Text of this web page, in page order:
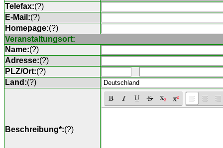
Telefax:(?)
E-Mail:(?)
Homepage:(?)
Veranstaltungsort:
Name:(?)
Adresse:(?)
PLZ/Ort:(?)
Land:(?)
Beschreibung*:(?)